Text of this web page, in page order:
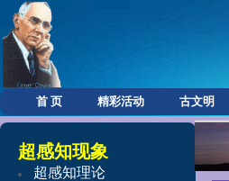
首 页 精彩活动 古文明
超感知现象
超感知理论